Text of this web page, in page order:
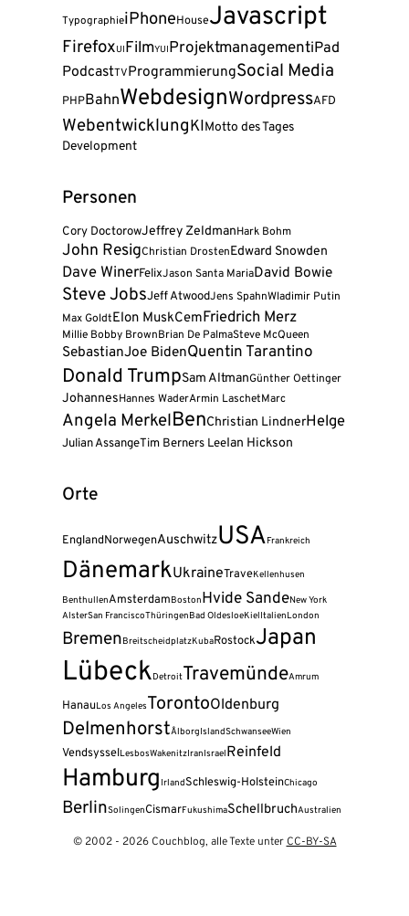
TypographieiPhoneHouseJavascript
FirefoxUIFilmYUIProjektmanagementiPad
PodcastTVProgrammierungSocial Media
PHPBahnWebdesignWordpressAFD
WebentwicklungKIMotto des Tages
Development
Personen
Cory DoctorowJeffrey ZeldmanHark Bohm
John ResigChristian DrostenEdward Snowden
Dave WinerFelixJason Santa MariaDavid Bowie
Steve JobsJeff AtwoodJens SpahnWladimir Putin
Max GoldtElon MuskCemFriedrich Merz
Millie Bobby BrownBrian De PalmaSteve McQueen
SebastianJoe BidenQuentin Tarantino
Donald TrumpSam AltmanGünther Oettinger
JohannesHannes WaderArmin LaschetMarc
Angela MerkelBenChristian LindnerHelge
Julian AssangeTim Berners LeeIan Hickson
Orte
EnglandNorwegenAuschwitzUSAFrankreich
DänemarkUkraineTraveKellenhusen
BenthullenAmsterdamBostonHvide SandeNew York
AlsterSan FranciscoThüringenBad OldesloeKielItalienLondon
BremenBreitscheidplatzKubaRostockJapan
LübeckDetroitTravemündeAmrum
HanauLos AngelesTorontoOldenburg
DelmenhorstÅlborgIslandSchwanseeWien
VendsysselLesbosWakenitzIranIsraelReinfeld
Hamburg IrlandSchleswig-HolsteinChicago
BerlinSolingenCismarFukushimaSchellbruchAustralien
© 2002 - 2026 Couchblog, alle Texte unter CC-BY-SA